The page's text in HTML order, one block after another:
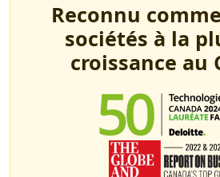
Reconnu
sociétés à la
croissance au